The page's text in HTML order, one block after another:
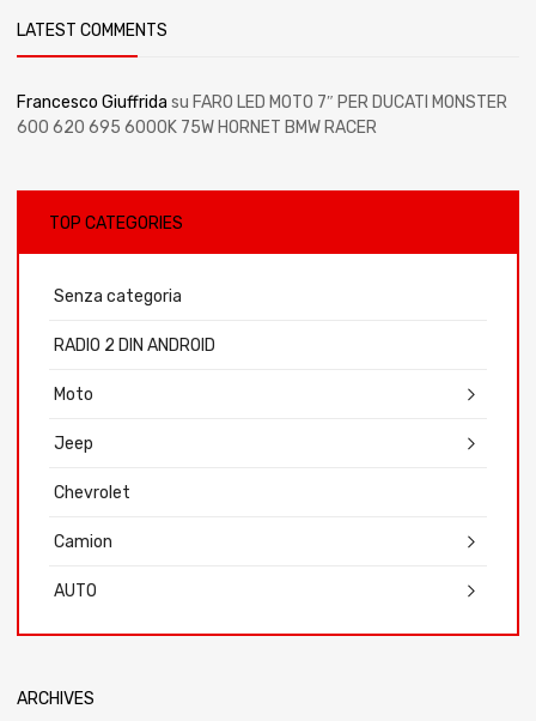
LATEST COMMENTS
Francesco Giuffrida su FARO LED MOTO 7″ PER DUCATI MONSTER
600 620 695 6000K 75W HORNET BMW RACER
TOP CATEGORIES
Senza categoria
RADIO 2 DIN ANDROID
Moto
Jeep
Chevrolet
Camion
AUTO
ARCHIVES